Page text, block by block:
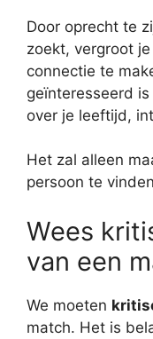
Door oprecht te
zoekt, vergroot
connectie te
geïnteresseerd
over je leeftijd,
Het zal alleen
persoon te
Wees
van een
We moeten
match. Het is